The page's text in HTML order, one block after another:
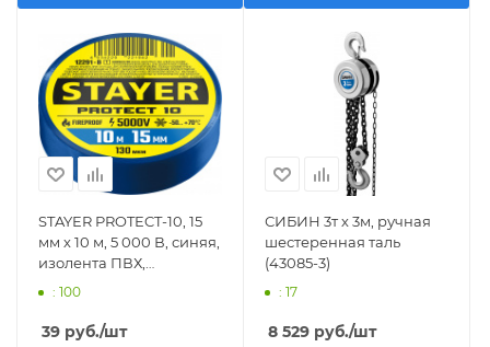
STAYER PROTECT-10, 15
мм х 10 м, 5 000 В, синяя,
изолента ПВХ,
Professional (12291-B)
: 100
39 руб./шт
СИБИН 3т х 3м, ручная
шестеренная таль
(43085-3)
: 17
8 529 руб./шт